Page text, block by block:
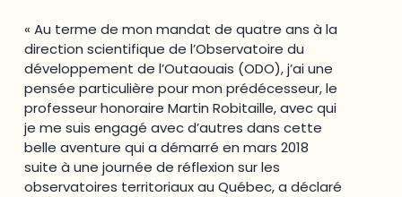
« Au terme de mon mandat de quatre ans à la
direction scientifique de l’Observatoire du
développement de l’Outaouais (ODO), j’ai une
pensée particulière pour mon prédécesseur, le
professeur honoraire Martin Robitaille, avec qui
je me suis engagé avec d’autres dans cette
belle aventure qui a démarré en mars 2018
suite à une journée de réflexion sur les
observatoires territoriaux au Québec, a déclaré